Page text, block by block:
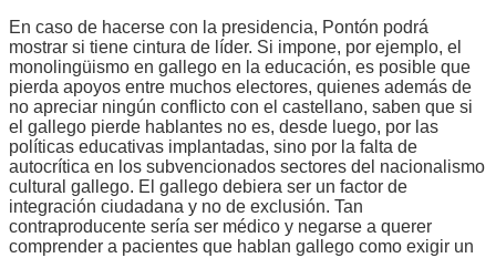
En caso de hacerse con la presidencia, Pontón podrá
mostrar si tiene cintura de líder. Si impone, por ejemplo, el
monolingüismo en gallego en la educación, es posible que
pierda apoyos entre muchos electores, quienes además de
no apreciar ningún conflicto con el castellano, saben que si
el gallego pierde hablantes no es, desde luego, por las
políticas educativas implantadas, sino por la falta de
autocrítica en los subvencionados sectores del nacionalismo
cultural gallego. El gallego debiera ser un factor de
integración ciudadana y no de exclusión. Tan
contraproducente sería ser médico y negarse a querer
comprender a pacientes que hablan gallego como exigir un